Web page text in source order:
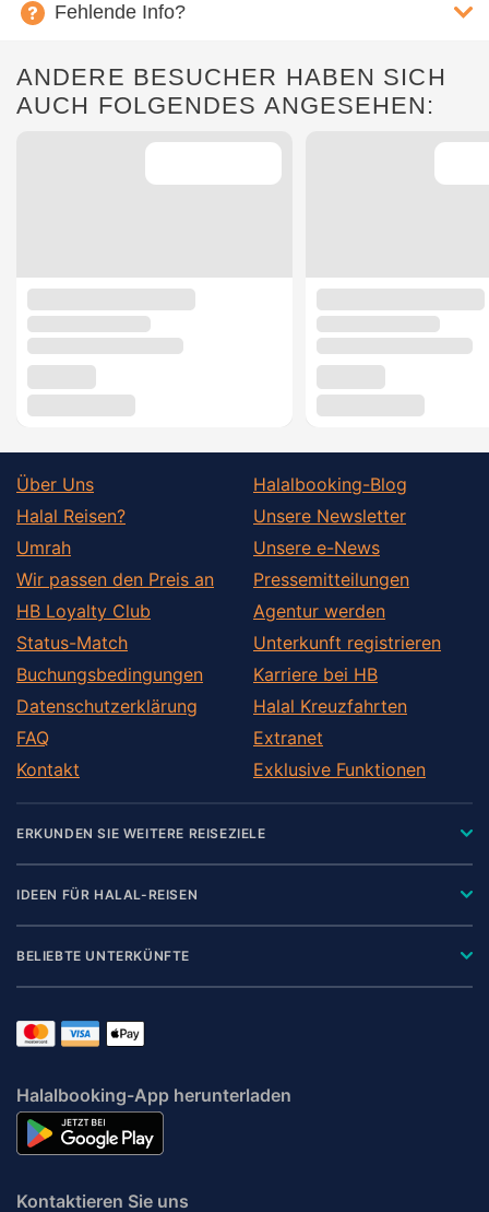
Fehlende Info?
ANDERE BESUCHER HABEN SICH
AUCH FOLGENDES ANGESEHEN:
Über Uns
Halal Reisen?
Umrah
Wir passen den Preis an
HB Loyalty Club
Status-Match
Buchungsbedingungen
Datenschutzerklärung
FAQ
Kontakt
Halalbooking-Blog
Unsere Newsletter
Unsere e-News
Pressemitteilungen
Agentur werden
Unterkunft registrieren
Karriere bei HB
Halal Kreuzfahrten
Extranet
Exklusive Funktionen
ERKUNDEN SIE WEITERE REISEZIELE
IDEEN FÜR HALAL-REISEN
BELIEBTE UNTERKÜNFTE
Halalbooking-App herunterladen
Kontaktieren Sie uns